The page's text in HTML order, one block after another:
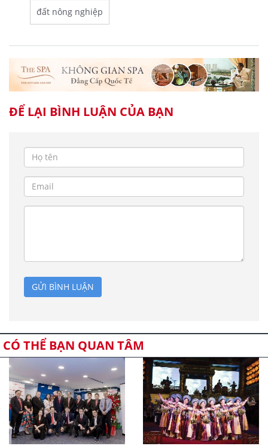
đất nông nghiệp
ĐỂ LẠI BÌNH LUẬN CỦA BẠN
GỬI BÌNH LUẬN
CÓ THỂ BẠN QUAN TÂM